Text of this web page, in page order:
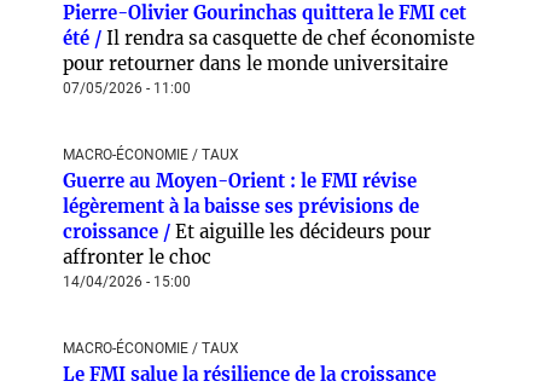
Pierre-Olivier Gourinchas quittera le FMI cet
été / Il rendra sa casquette de chef économiste
pour retourner dans le monde universitaire
07/05/2026 - 11:00
MACRO-ÉCONOMIE / TAUX
Guerre au Moyen-Orient : le FMI révise
légèrement à la baisse ses prévisions de
croissance / Et aiguille les décideurs pour
affronter le choc
14/04/2026 - 15:00
MACRO-ÉCONOMIE / TAUX
Le FMI salue la résilience de la croissance